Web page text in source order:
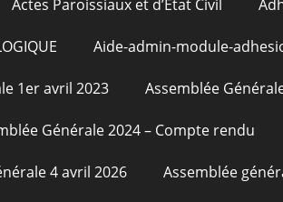
Actes Paroissiaux et d’État Civil
Aide-admin-module-
1er avril 2023 Assemblée
Générale 2024 – Compte rendu
4 avril 2026 Assemblée